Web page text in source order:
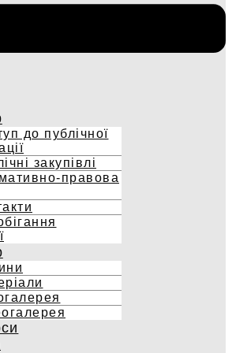
до публічної
закупівлі
правова